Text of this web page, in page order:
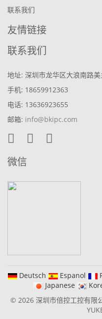
联系我们
友情链接
联系我们
地址: 深圳市龙华区大浪南路
手机: 18659912363
电话: 13636923655
邮箱: info@bkipc.com
微信
Deutsch Espanol
Japanese
© 2026 深圳市倍控工控有限